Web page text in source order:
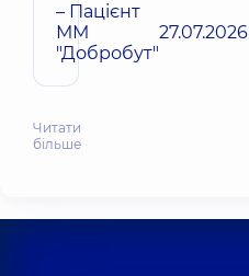
– Пацієнт
ММ
"Добробут"
27.07.2026
Читати
більше